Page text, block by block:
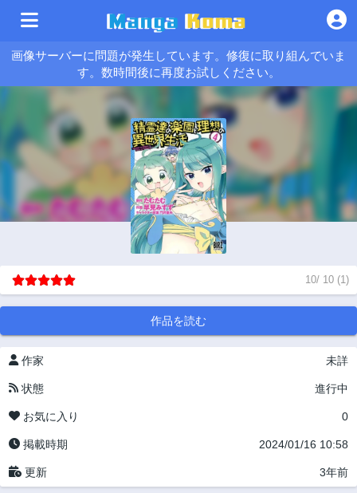
画像サーバーに問題が発生しています。修復に取り組んでいま
す。数時間後に再度お試しください。
10/ 10 (1)
作品を読む
作家 未詳
状態 進行中
お気に入り 0
掲載時期 2024/01/16 10:58
更新 3年前